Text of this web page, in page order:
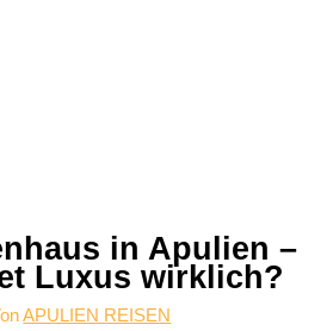
in Apulien –
Luxus wirklich?
APULIEN REISEN